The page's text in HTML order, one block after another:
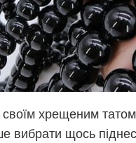
своїм хрещеним
вибрати щось